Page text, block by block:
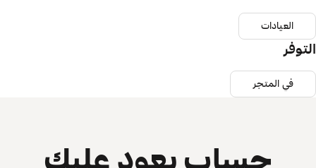
العيادات
التوفر
في المتجر
حساب يعود عليك